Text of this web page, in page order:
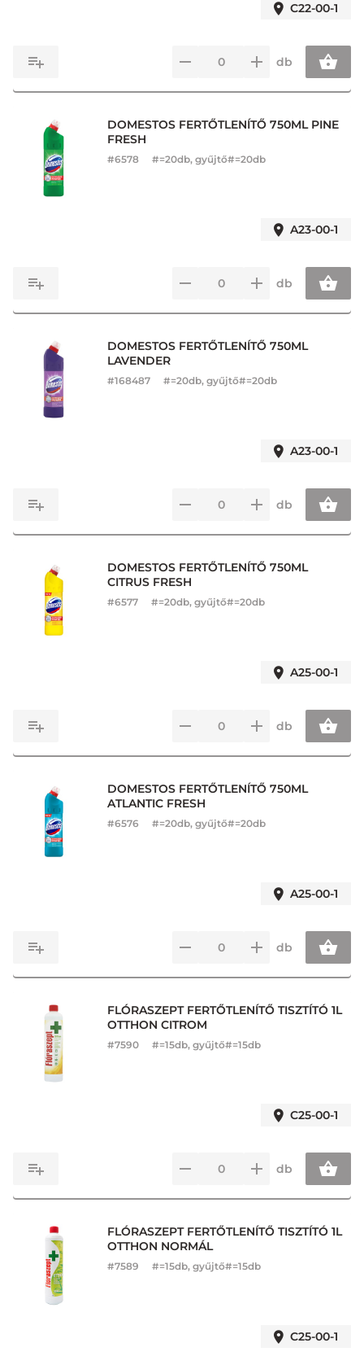
C22-00-1
db
DOMESTOS FERTŐTLENÍTŐ 750ML PINE
FRESH
#6578 #=20db, gyűjtő#=20db
A23-00-1
db
DOMESTOS FERTŐTLENÍTŐ 750ML
LAVENDER
#168487 #=20db, gyűjtő#=20db
A23-00-1
db
DOMESTOS FERTŐTLENÍTŐ 750ML
CITRUS FRESH
#6577 #=20db, gyűjtő#=20db
A25-00-1
db
DOMESTOS FERTŐTLENÍTŐ 750ML
ATLANTIC FRESH
#6576 #=20db, gyűjtő#=20db
A25-00-1
db
FLÓRASZEPT FERTŐTLENÍTŐ TISZTÍTÓ 1L
OTTHON CITROM
#7590 #=15db, gyűjtő#=15db
C25-00-1
db
FLÓRASZEPT FERTŐTLENÍTŐ TISZTÍTÓ 1L
OTTHON NORMÁL
#7589 #=15db, gyűjtő#=15db
C25-00-1